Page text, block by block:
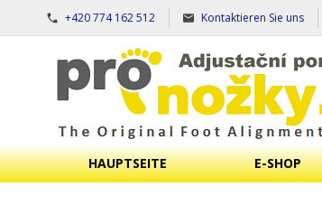
+420 774 162 512 Kontaktieren Sie uns
HAUPTSEITE E-SHOP